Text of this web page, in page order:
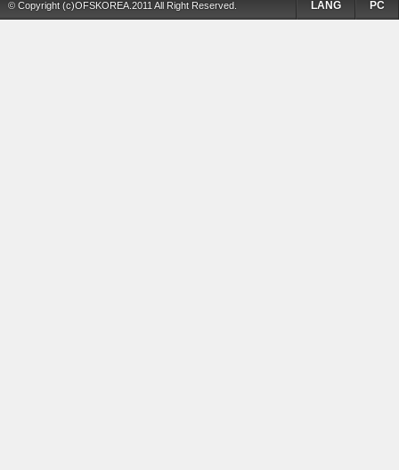
© Copyright (c)OFSKOREA.2011 All Right Reserved. PC
LANG